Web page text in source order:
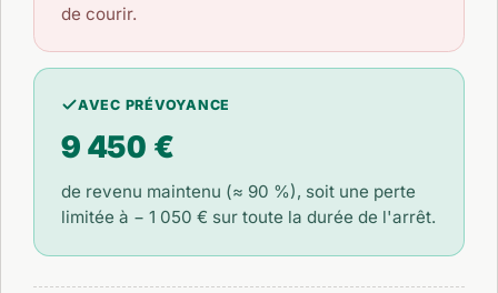
de courir.
AVEC PRÉVOYANCE
9 450 €
de revenu maintenu (≈ 90 %), soit une perte
limitée à − 1 050 € sur toute la durée de l'arrêt.